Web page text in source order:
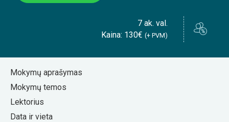
7 ak. val.
Kaina: 130€ (+ PVM)
Mokymų aprašymas
Mokymų temos
Lektorius
Data ir vieta